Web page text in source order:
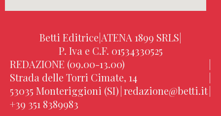
Betti Editrice|ATENA 1899 SRLS|
P. Iva e C.F. 01534330525
REDAZIONE (09.00-13.00)
|
Strada delle Torri Cimate, 14
|
53035 Monteriggioni (SI)|redazione@betti.it|
+39 351 8389983